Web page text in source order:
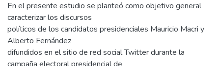
En el presente estudio se planteó como objetivo general
caracterizar los discursos
políticos de los candidatos presidenciales Mauricio Macri y
Alberto Fernández
difundidos en el sitio de red social Twitter durante la